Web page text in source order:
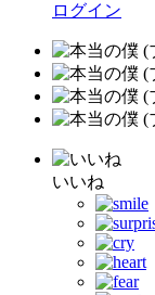
ログイン
いいね